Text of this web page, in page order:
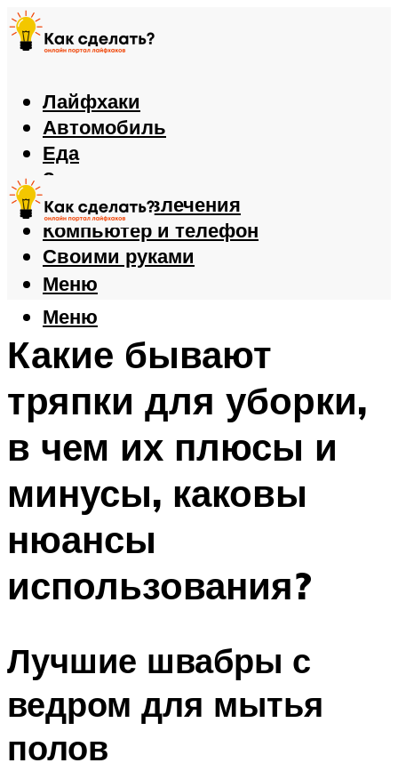
Лайфхаки
Автомобиль
Еда
Здоровье
Игры и развлечения
Компьютер и телефон
Своими руками
Меню
Меню
Какие бывают
тряпки для уборки,
в чем их плюсы и
минусы, каковы
нюансы
использования?
Лучшие швабры с
ведром для мытья
полов